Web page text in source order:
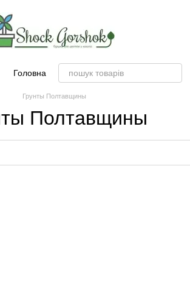
Головна
Грунты Полтавщины
Полтавщины